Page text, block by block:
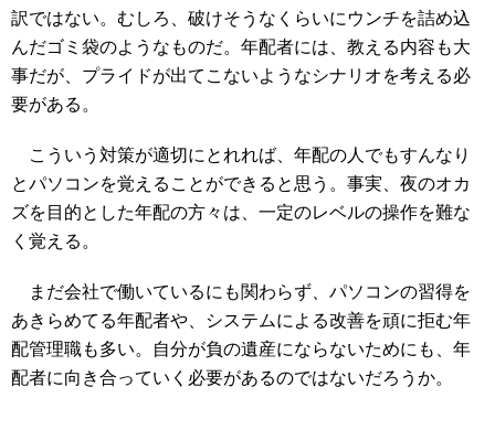
訳ではない。むしろ、破けそうなくらいにウンチを詰め込
んだゴミ袋のようなものだ。年配者には、教える内容も大
事だが、プライドが出てこないようなシナリオを考える必
要がある。
こういう対策が適切にとれれば、年配の人でもすんなり
とパソコンを覚えることができると思う。事実、夜のオカ
ズを目的とした年配の方々は、一定のレベルの操作を難な
く覚える。
まだ会社で働いているにも関わらず、パソコンの習得を
あきらめてる年配者や、システムによる改善を頑に拒む年
配管理職も多い。自分が負の遺産にならないためにも、年
配者に向き合っていく必要があるのではないだろうか。